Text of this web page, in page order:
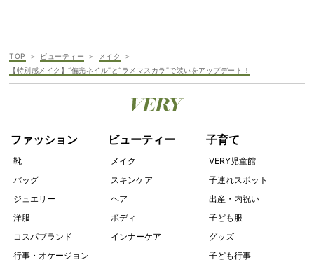
TOP ビューティー
メイク
【特別感メイク】“偏光ネイル”と“ラメマスカラ”で装いをアップデート！
ファッション
靴
バッグ
ジュエリー
洋服
コスパブランド
行事・オケージョン
ビューティー
メイク
スキンケア
ヘア
ボディ
インナーケア
子育て
VERY児童館
子連れスポット
出産・内祝い
子ども服
グッズ
子ども行事